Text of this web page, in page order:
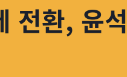
전환, 윤